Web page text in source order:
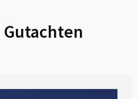
Gutachten